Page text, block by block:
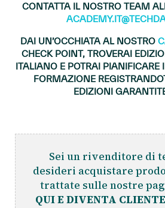
CONTATTA IL NOSTRO TEAM
DAI UN’OCCHIATA AL NOSTRO
CHECK POINT, TROVERAI
ITALIANO E POTRAI
FORMAZIONE
EDIZIONI
Sei un rivenditore di
desideri acquistare
trattate sulle nostre
QUI E DIVENTA